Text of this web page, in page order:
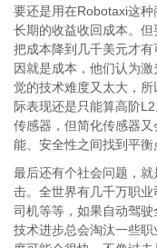
要还是用在Robotaxi这
长期的收益收回成本。
把成本降到几千美元才
因就是成本，他们认为
觉的技术难度又太大，
际表现还是只能算高阶
传感器，但简化传感器
能、安全性之间找到平衡
最后还有个社会问题，
击。全世界有几千万职
司机等等，如果自动驾
技术进步总会淘汰一些